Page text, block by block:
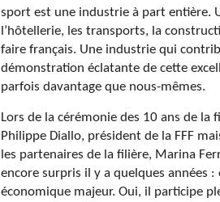
sport est une industrie à part entière.
l’hôtellerie, les transports, la
faire français. Une industrie qui
démonstration éclatante de cette
parfois davantage que nous-mêmes.
Lors de la cérémonie des 10 ans de la
Philippe Diallo, président de la FFF
les partenaires de la filière, Marina
encore surpris il y a quelques années
économique majeur. Oui, il participe